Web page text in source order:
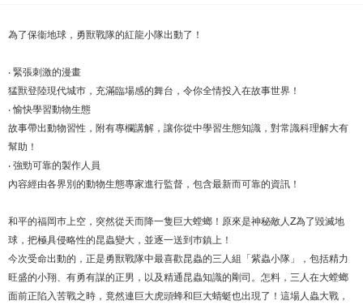
為了保衞地球，勇獸戰隊的紅龍小隊出動了！
‧ 緊張刺激的漫畫
猛獸登陸現代城巿，充滿臨場感的舞台，令你全情投入在故事世界！
‧ 愉快學習動物生態
故事帶出動物習性，附有專欄講解，讓你從中學習生態知識，對常識科理解大有
幫助！
‧ 強勁可靠的製作人員
內容經由各界別的動物生態專家進行監督，包含最新而可靠的資訊！
和平的福岡巿上空，突然從天而降一隻巨大螳螂！原來是神秘敵人Z為了毀滅地
球，把極具侵略性的昆蟲變大，並逐一送到巿鎮上！
今次受命出動的，正是勇獸戰隊中最喜歡昆蟲的三人組「紫蟲小隊」，包括精力
旺盛的小翔、有勇有謀的正男，以及精通昆蟲知識的剛司。怎料，三人在大螳螂
面前正陷入苦戰之時，竟然連巨大虎頭蜂和巨大蜻蜓也出現了！這場人蟲大戰，